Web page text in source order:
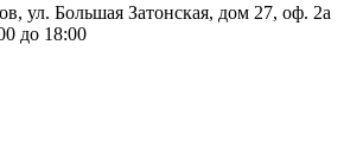
ул. Большая Затонская, дом 27, оф. 2а
до 18:00